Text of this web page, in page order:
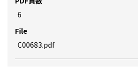
6
File
C00683.pdf